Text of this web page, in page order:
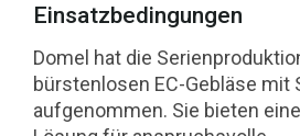
Einsatzbedingungen
Domel hat die
bürstenlosen EC-Gebläse mit
aufgenommen. Sie bieten